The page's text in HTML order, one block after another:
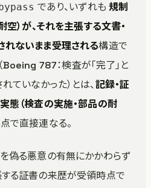
であり、いずれも規制
空）が、それを主張する文書・
ないまま受理される構造で
（Boeing 787：検査が「完了」と
ていなかった）とは、記録・証
態（検査の実施・部品の耐
点で直接連なる。
偽る悪意の有無にかかわらず
る証書の来歴が受領時点で